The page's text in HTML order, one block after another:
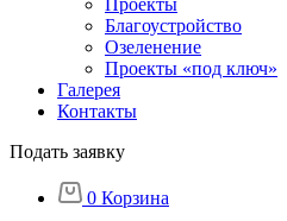
Проекты
Благоустройство
Озеленение
Проекты «под ключ»
Галерея
Контакты
Подать заявку
0 Корзина